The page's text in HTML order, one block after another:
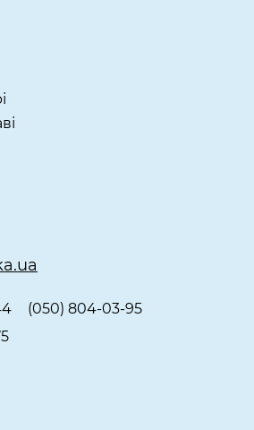
(050) 804-03-95